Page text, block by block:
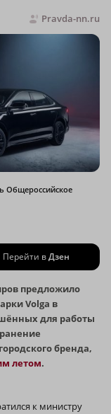
Pravda-nn.ru
Общероссийское
Перейти вДзен
предложило
Volga в
для работы
бренда,
летом.
к министру